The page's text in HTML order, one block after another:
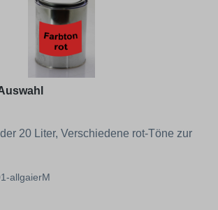
20 Liter, Verschiedene rot-Töne zur
allgaierM